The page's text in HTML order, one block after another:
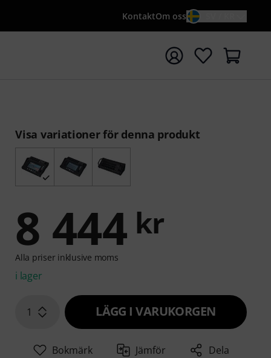
KontaktOm oss
sökningen med söktermen {searchTerm}
Visa variationer för denna produkt
8 444 kr
Alla priser inklusive moms
i lager
1 LÄGG I VARUKORGEN
Bokmärk Jämför Dela